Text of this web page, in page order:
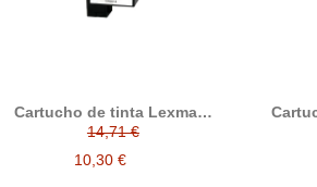
Cartucho de tinta Lexmark
nº16, compatible con
Lexmark, negro
14,71 €
10,30 €